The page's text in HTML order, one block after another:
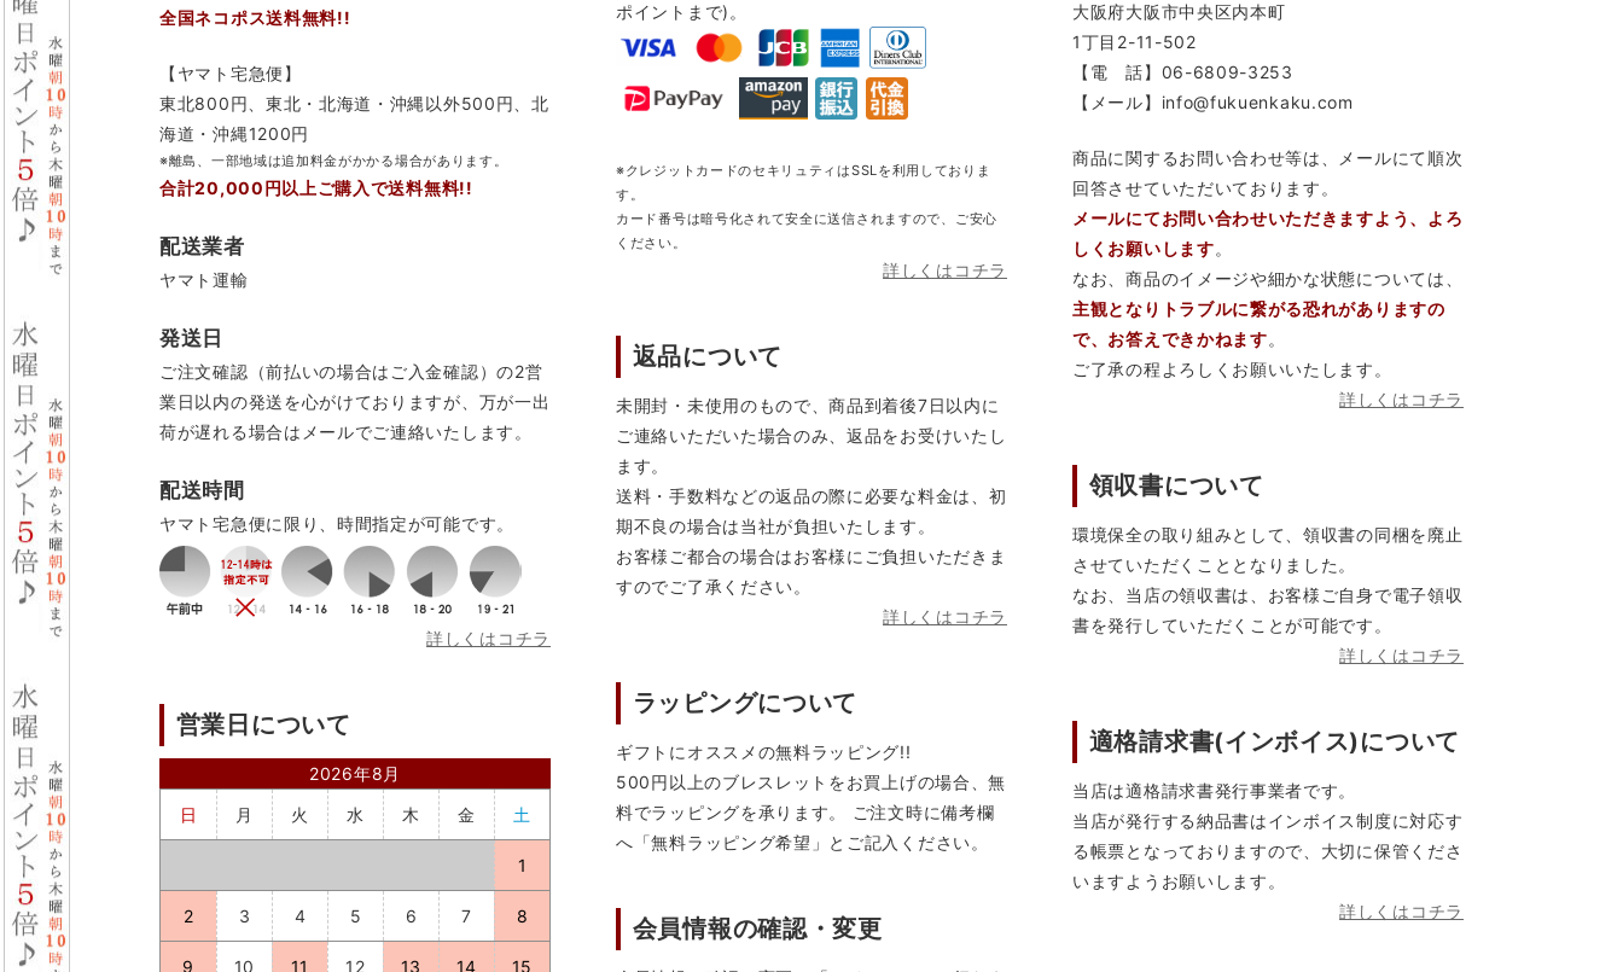
全国ネコポス送料無料!!
【ヤマト宅急便】
東北800円、東北・北海道・沖縄以外500円、北
海道・沖縄1200円
※離島、一部地域は追加料金がかかる場合があります。
合計20,000円以上ご購入で送料無料!!
配送業者
ヤマト運輸
発送日
ご注文確認（前払いの場合はご入金確認）の2営
業日以内の発送を心がけておりますが、万が一出
荷が遅れる場合はメールでご連絡いたします。
配送時間
ヤマト宅急便に限り、時間指定が可能です。
詳しくはコチラ
営業日について
2026年8月
日
月 火 水 木 金 土
1
2 3 4 5 6 7 8
9 10 11 12 13 14 15
ポイントまで)。
※クレジットカードのセキリュティはSSLを利用しておりま
す。
カード番号は暗号化されて安全に送信されますので、ご安心
ください。
詳しくはコチラ
返品について
未開封・未使用のもので、商品到着後7日以内に
ご連絡いただいた場合のみ、返品をお受けいたし
ます。
送料・手数料などの返品の際に必要な料金は、初
期不良の場合は当社が負担いたします。
お客様ご都合の場合はお客様にご負担いただきま
すのでご了承ください。
詳しくはコチラ
ラッピングについて
ギフトにオススメの無料ラッピング!!
500円以上のブレスレットをお買上げの場合、無
料でラッピングを承ります。 ご注文時に備考欄
へ「無料ラッピング希望」とご記入ください。
会員情報の確認・変更
大阪府大阪市中央区内本町
1丁目2-11-502
【電 話】06-6809-3253
【メール】info@fukuenkaku.com
商品に関するお問い合わせ等は、メールにて順次
回答させていただいております。
メールにてお問い合わせいただきますよう、よろ
しくお願いします。
なお、商品のイメージや細かな状態については、
主観となりトラブルに繋がる恐れがありますの
で、お答えできかねます。
ご了承の程よろしくお願いいたします。
詳しくはコチラ
領収書について
環境保全の取り組みとして、領収書の同梱を廃止
させていただくこととなりました。
なお、当店の領収書は、お客様ご自身で電子領収
書を発行していただくことが可能です。
詳しくはコチラ
適格請求書(インボイス)について
当店は適格請求書発行事業者です。
当店が発行する納品書はインボイス制度に対応す
る帳票となっておりますので、大切に保管くださ
いますようお願いします。
詳しくはコチラ